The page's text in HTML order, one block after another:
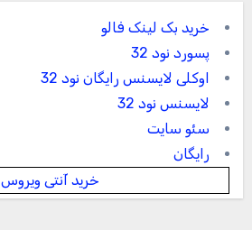
خرید بک لینک فالو
پسورد نود 32
اوکلی لایسنس رایگان نود 32
لایسنس نود 32
سئو سایت
رایگان
خرید آنتی ویروس